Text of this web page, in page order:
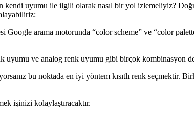
uyumu ile ilgili olarak nasıl bir yol izlemeliyiz?
arama motorunda “color scheme” ve “color
uyumu ve analog renk uyumu gibi birçok kombinasyon
bu noktada en iyi yöntem kısıtlı renk seçmektir.
işinizi kolaylaştıracaktır.